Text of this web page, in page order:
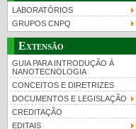
LABORATÓRIOS
GRUPOS CNPQ
Extensão
GUIA PARA INTRODUÇÃO À
NANOTECNOLOGIA
CONCEITOS E DIRETRIZES
DOCUMENTOS E LEGISLAÇÃO
CREDITAÇÃO
EDITAIS